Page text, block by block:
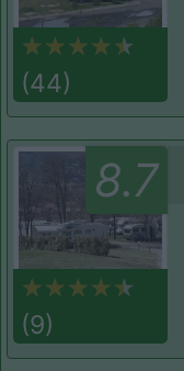
(44)
8.7
(9)